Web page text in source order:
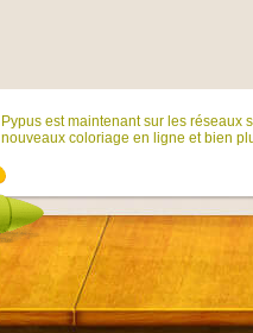
Pypus est maintenant sur ​​les réseaux
nouveaux coloriage en ligne et bien